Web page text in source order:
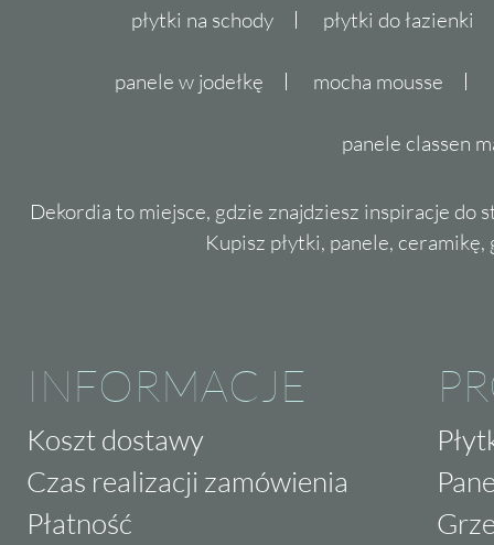
płytki na schody płytki do łazienki
panele w jodełkę mocha mousse
panele classen
Dekordia to miejsce, gdzie znajdziesz inspiracje do
Kupisz płytki, panele,
INFORMACJE
Koszt dostawy
Czas realizacji zamówienia
Płatność